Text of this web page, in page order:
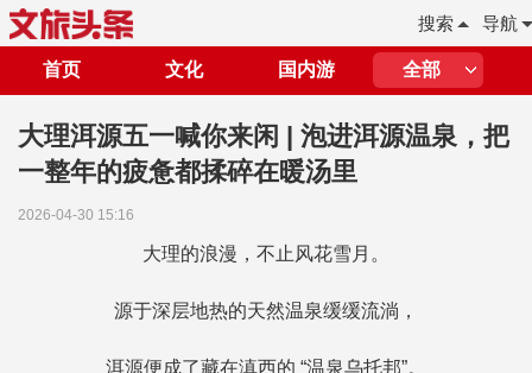
导航
搜索
首页 文化 国内游 全部
大理洱源五一喊你来闲 | 泡进洱源温泉，把
一整年的疲惫都揉碎在暖汤里
2026-04-30 15:16
大理的浪漫，不止风花雪月。
源于深层地热的天然温泉缓缓流淌，
洱源便成了藏在滇西的 “温泉乌托邦”。